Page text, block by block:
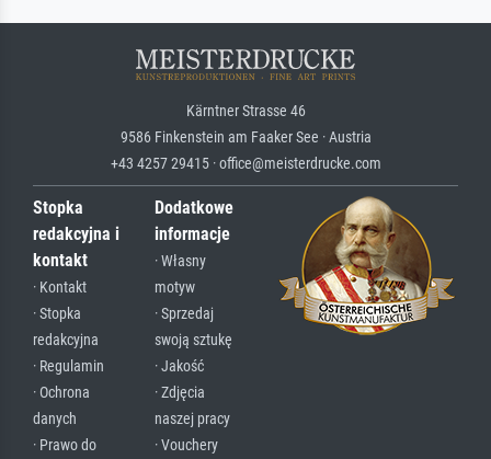
Kärntner Strasse 46
9586 Finkenstein am Faaker See · Austria
+43 4257 29415 · office@meisterdrucke.com
Stopka
redakcyjna i
kontakt
· Kontakt
· Stopka
redakcyjna
· Regulamin
· Ochrona
danych
· Prawo do
Dodatkowe
informacje
· Własny
motyw
· Sprzedaj
swoją sztukę
· Jakość
· Zdjęcia
naszej pracy
· Vouchery